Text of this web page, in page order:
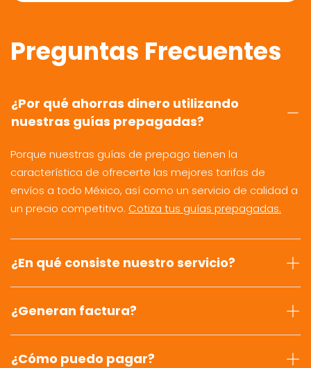
Preguntas Frecuentes
¿Por qué ahorras dinero utilizando
nuestras guías prepagadas?
Porque nuestras guías de prepago tienen la
característica de ofrecerte las mejores tarifas de
envíos a todo México, así como un servicio de calidad a
un precio competitivo. Cotiza tus guías prepagadas.
¿En qué consiste nuestro servicio?
¿Generan factura?
¿Cómo puedo pagar?